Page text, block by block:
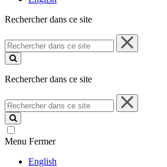
Rechercher dans ce site
Rechercher
dans
ce
Rechercher dans ce site
Rechercher
dans
ce
site
Menu Fermer
English